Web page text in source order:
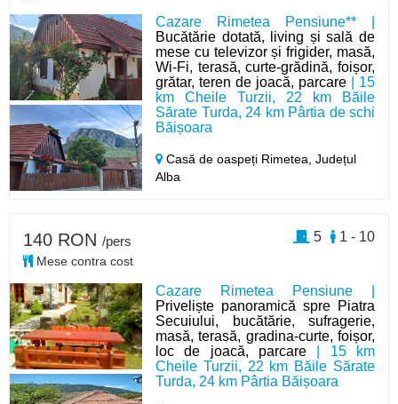
Cazare Rimetea Pensiune** |
Bucătărie dotată, living și sală de
mese cu televizor și frigider, masă,
Wi-Fi, terasă, curte-grădină, foișor,
grătar, teren de joacă, parcare | 15
km Cheile Turzii, 22 km Băile
Sărate Turda, 24 km Pârtia de schi
Băișoara
Casă de oaspeți Rimetea,Județul
Alba
Cazare Rimetea Pensiune |
Priveliște panoramică spre Piatra
Secuiului, bucătărie, sufragerie,
masă, terasă, gradina-curte, foișor,
loc de joacă, parcare | 15 km
Cheile Turzii, 22 km Băile Sărate
Turda, 24 km Pârtia Băișoara
140 RON /pers
Mese contra cost
1 - 10
5